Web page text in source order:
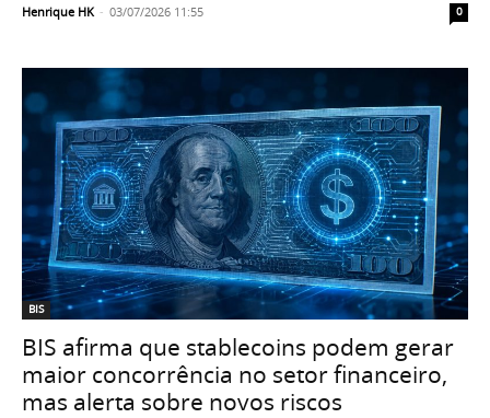
Henrique HK - 03/07/2026 11:55 0
BIS
BIS afirma que stablecoins podem gerar
maior concorrência no setor financeiro,
mas alerta sobre novos riscos